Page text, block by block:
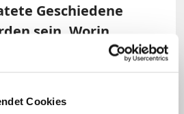
Cookies
Geschiedene
sein. Worin
in die Tiefe